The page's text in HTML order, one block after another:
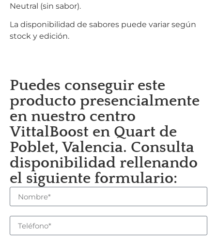
Neutral (sin sabor).
La disponibilidad de sabores puede variar según
stock y edición.
Puedes conseguir este
producto presencialmente
en nuestro centro
VittalBoost en Quart de
Poblet, Valencia. Consulta
disponibilidad rellenando
el siguiente formulario: